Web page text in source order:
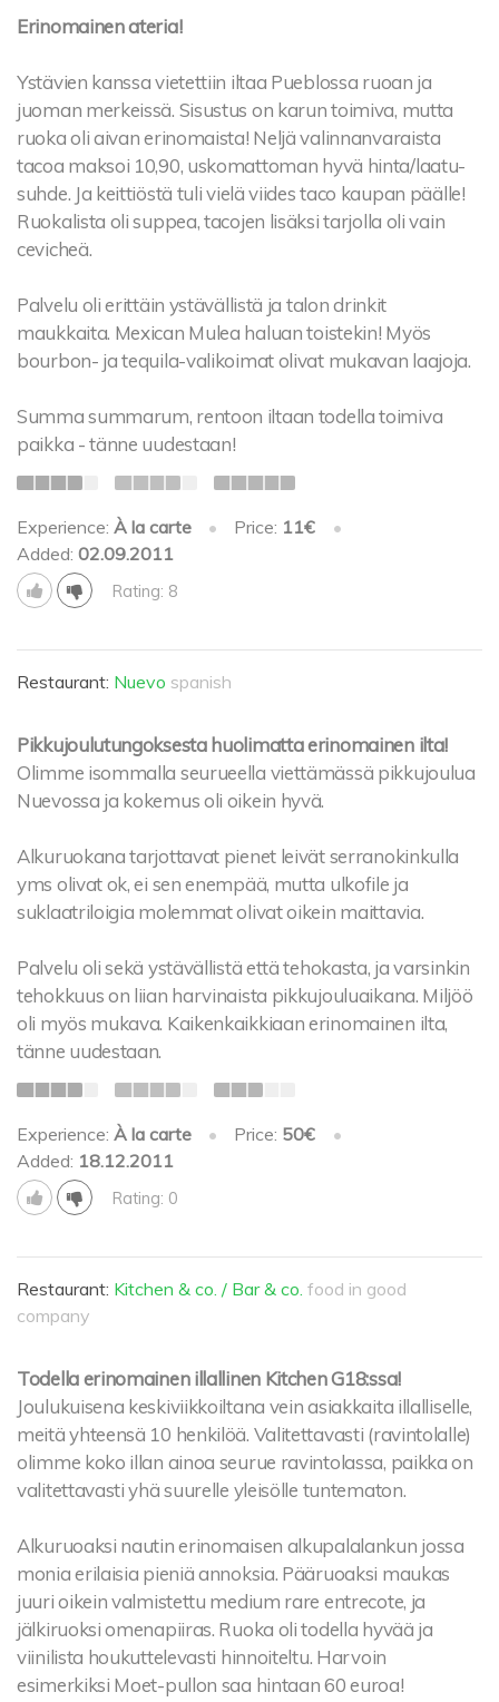
Erinomainen ateria!
Ystävien kanssa vietettiin iltaa Pueblossa ruoan ja
juoman merkeissä. Sisustus on karun toimiva, mutta
ruoka oli aivan erinomaista! Neljä valinnanvaraista
tacoa maksoi 10,90, uskomattoman hyvä hinta/laatu-
suhde. Ja keittiöstä tuli vielä viides taco kaupan päälle!
Ruokalista oli suppea, tacojen lisäksi tarjolla oli vain
cevicheä.
Palvelu oli erittäin ystävällistä ja talon drinkit
maukkaita. Mexican Mulea haluan toistekin! Myös
bourbon- ja tequila-valikoimat olivat mukavan laajoja.
Summa summarum, rentoon iltaan todella toimiva
paikka - tänne uudestaan!
Experience: À la carte • Price: 11€
•
Added: 02.09.2011
Rating: 8
Restaurant: Nuevo spanish
Pikkujoulutungoksesta huolimatta erinomainen ilta!
Olimme isommalla seurueella viettämässä pikkujoulua
Nuevossa ja kokemus oli oikein hyvä.
Alkuruokana tarjottavat pienet leivät serranokinkulla
yms olivat ok, ei sen enempää, mutta ulkofile ja
suklaatriloigia molemmat olivat oikein maittavia.
Palvelu oli sekä ystävällistä että tehokasta, ja varsinkin
tehokkuus on liian harvinaista pikkujouluaikana. Miljöö
oli myös mukava. Kaikenkaikkiaan erinomainen ilta,
tänne uudestaan.
Experience: À la carte • Price: 50€
•
Added: 18.12.2011
Rating: 0
Restaurant: Kitchen & co. / Bar & co. food in good
company
Todella erinomainen illallinen Kitchen G18:ssa!
Joulukuisena keskiviikkoiltana vein asiakkaita illalliselle,
meitä yhteensä 10 henkilöä. Valitettavasti (ravintolalle)
olimme koko illan ainoa seurue ravintolassa, paikka on
valitettavasti yhä suurelle yleisölle tuntematon.
Alkuruoaksi nautin erinomaisen alkupalalankun jossa
monia erilaisia pieniä annoksia. Pääruoaksi maukas
juuri oikein valmistettu medium rare entrecote, ja
jälkiruoksi omenapiiras. Ruoka oli todella hyvää ja
viinilista houkuttelevasti hinnoiteltu. Harvoin
esimerkiksi Moet-pullon saa hintaan 60 euroa!